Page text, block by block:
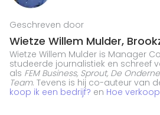
Geschreven door
Wietze Willem Mulder,
Wietze Willem Mulder is Manager
studeerde journalistiek en schreef
als FEM Business, Sprout, De
Team. Tevens is hij co-auteur van
koop ik een bedrijf? en Hoe